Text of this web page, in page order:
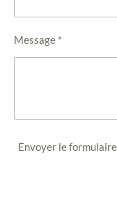
Message *
Envoyer le formulaire